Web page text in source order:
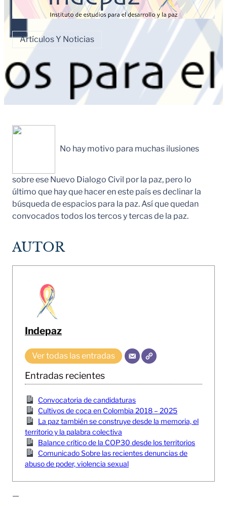
Artículos Y Noticias
No hay motivo para muchas ilusiones
sobre ese Nuevo Dialogo Civil por la paz, pero lo
último que hay que hacer en este país es declinar la
búsqueda de espacios para la paz. Así que quedan
convocados todos los tercos y tercas de la paz.
AUTOR
Indepaz
Ver todas las entradas
Entradas recientes
Convocatoria de candidaturas
Cultivos de coca en Colombia 2018 – 2025
La paz también se construye desde la memoria, el
territorio y la palabra colectiva
Balance crítico de la COP30 desde los territorios
Comunicado Sobre las recientes denuncias de
abuso de poder, violencia sexual
—